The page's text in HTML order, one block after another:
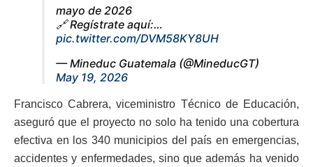
mayo de 2026
🔗 Regístrate aquí:…
pic.twitter.com/DVM58KY8UH
— Mineduc Guatemala (@MineducGT)
May 19, 2026
Francisco Cabrera, viceministro Técnico de Educación,
aseguró que el proyecto no solo ha tenido una cobertura
efectiva en los 340 municipios del país en emergencias,
accidentes y enfermedades, sino que además ha venido